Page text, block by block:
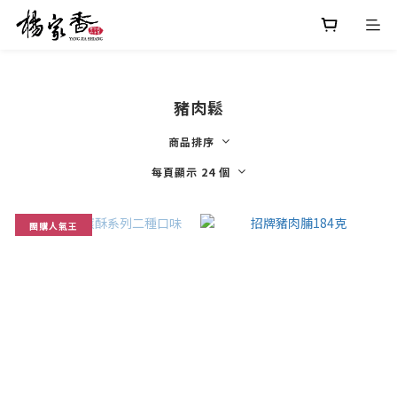
豬肉鬆
商品排序
每頁顯示 24 個
團購人氣王